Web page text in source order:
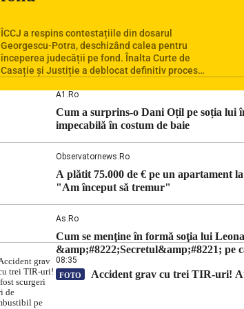
ÎCCJ a respins contestațiile din dosarul
Georgescu-Potra, deschizând calea pentru
începerea judecății pe fond. Înalta Curte de
Casație și Justiție a deblocat definitiv procesul
alte 20 de persoane sunt acuzați de acțiuni
îndreptate împotriva ordinii constituționale. În
ședința din camera preliminară, judecătorii de
la instanța supremă au […]
A1.ro
Cum a surprins-o Dani Oțil pe soția lui
impecabilă în costum de baie
Observatornews.ro
A plătit 75.000 de € pe un apartament
"Am început să tremur"
As.ro
Cum se menţine în formă soţia lui
&amp;#8222;Secretul&amp;#8221; pe
08:35
FOTO Accident grav cu trei TIR-uri!